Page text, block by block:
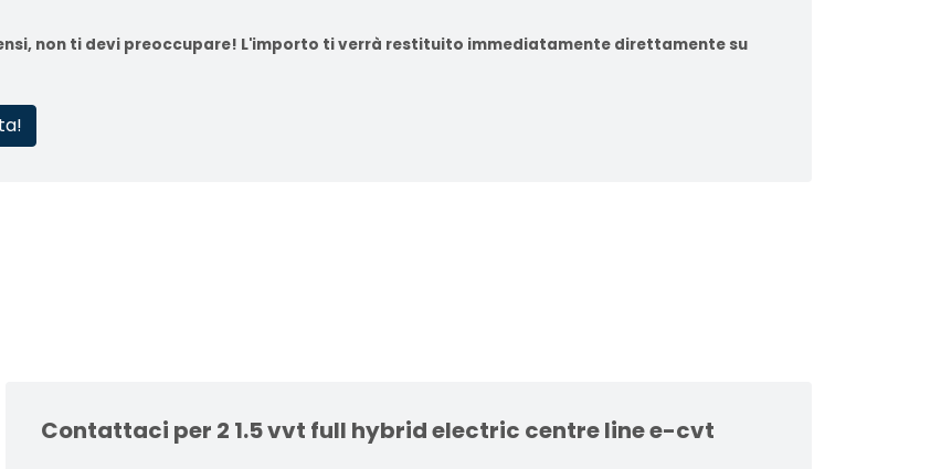
non ti devi preoccupare! L'importo ti verrà restituito immediatamente direttamente su
Contattaci per 2 1.5 vvt full hybrid electric centre line e-cvt